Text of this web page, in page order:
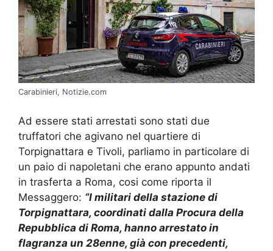
Carabinieri, Notizie.com
Ad essere stati arrestati sono stati due
truffatori che agivano nel quartiere di
Torpignattara e Tivoli, parliamo in particolare di
un paio di napoletani che erano appunto andati
in trasferta a Roma, cosi come riporta il
Messaggero: “I militari della stazione di
Torpignattara, coordinati dalla Procura della
Repubblica di Roma, hanno arrestato in
flagranza un 28enne, già con precedenti,